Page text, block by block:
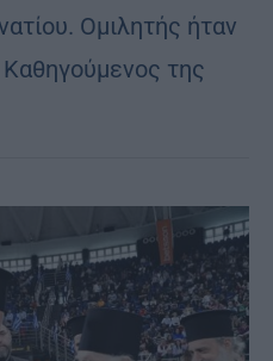
Ομιλητής ήταν
της